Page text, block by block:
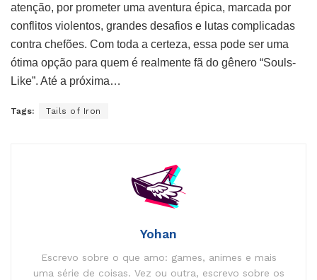
atenção, por prometer uma aventura épica, marcada por
conflitos violentos, grandes desafios e lutas complicadas
contra chefões. Com toda a certeza, essa pode ser uma
ótima opção para quem é realmente fã do gênero “Souls-
Like”. Até a próxima…
Tags: Tails of Iron
Yohan
Escrevo sobre o que amo: games, animes e mais
uma série de coisas. Vez ou outra, escrevo sobre os